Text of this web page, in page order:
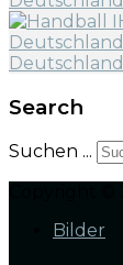
Search
Suchen ...
Bilder